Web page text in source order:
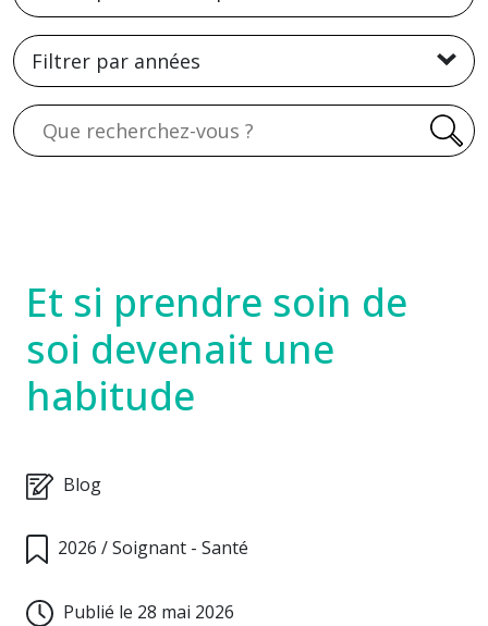
Filtrer par années
Et si prendre soin de
soi devenait une
habitude
Blog
2026 /Soignant - Santé
Publié le 28 mai 2026